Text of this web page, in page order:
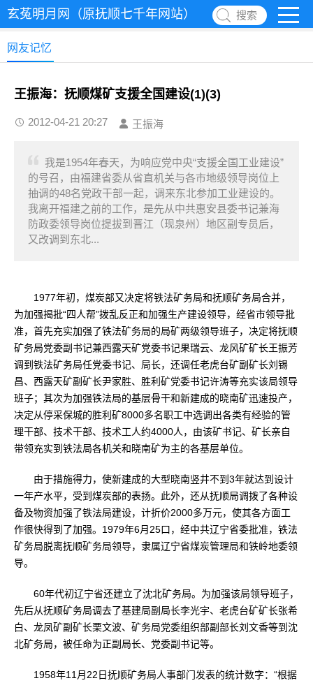
玄菟明月网（原抚顺七千年网站） 搜索
网友记忆
王振海：抚顺煤矿支援全国建设(1)(3)
2012-04-21 20:27 王振海
我是1954年春天，为响应党中央“支援全国工业建设”
的号召，由福建省委从省直机关与各市地级领导岗位上
抽调的48名党政干部一起，调来东北参加工业建设的。
我离开福建之前的工作，是先从中共惠安县委书记兼海
防政委领导岗位提拔到晋江（现泉州）地区副专员后，
又改调到东北...
1977年初，煤炭部又决定将铁法矿务局和抚顺矿务局合并，
为加强揭批“四人帮”拨乱反正和加强生产建设领导，经省市领导批
准，首先充实加强了铁法矿务局的局矿两级领导班子，决定将抚顺
矿务局党委副书记兼西露天矿党委书记果瑞云、龙风矿矿长王振芳
调到铁法矿务局任党委书记、局长，还调任老虎台矿副矿长刘锡
昌、西露天矿副矿长尹家胜、胜利矿党委书记许涛等充实该局领导
班子；其次为加强铁法局的基层骨干和新建成的晓南矿迅速投产，
决定从停采保城的胜利矿8000多名职工中选调出各类有经验的管
理干部、技术干部、技术工人约4000人，由该矿书记、矿长亲自
带领充实到铁法局各机关和晓南矿为主的各基层单位。
由于措施得力，使新建成的大型晓南竖井不到3年就达到设计
一年产水平，受到煤炭部的表扬。此外，还从抚顺局调拨了各种设
备及物资加强了铁法局建设，计折价2000多万元，使其各方面工
作很快得到了加强。1979年6月25口，经中共辽宁省委批准，铁法
矿务局脱离抚顺矿务局领导，隶属辽宁省煤炭管理局和铁岭地委领
导。
60年代初辽宁省还建立了沈北矿务局。为加强该局领导班子，
先后从抚顺矿务局调去了基建局副局长李光宇、老虎台矿矿长张希
白、龙凤矿副矿长栗文波、矿务局党委组织部副部长刘文香等到沈
北矿务局，被任命为正副局长、党委副书记等。
1958年11月22日抚顺矿务局人事部门发表的统计数字：“根据